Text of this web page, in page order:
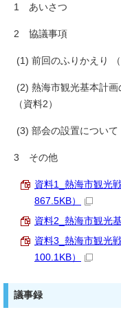
1 あいさつ
2 協議事項
(1) 前回のふりかえり （
(2) 熱海市観光基本計
（資料2）
(3) 部会の設置について
3 その他
資料1_熱海市観光
867.5KB）
資料2_熱海市観光
資料3_熱海市観光
100.1KB）
議事録